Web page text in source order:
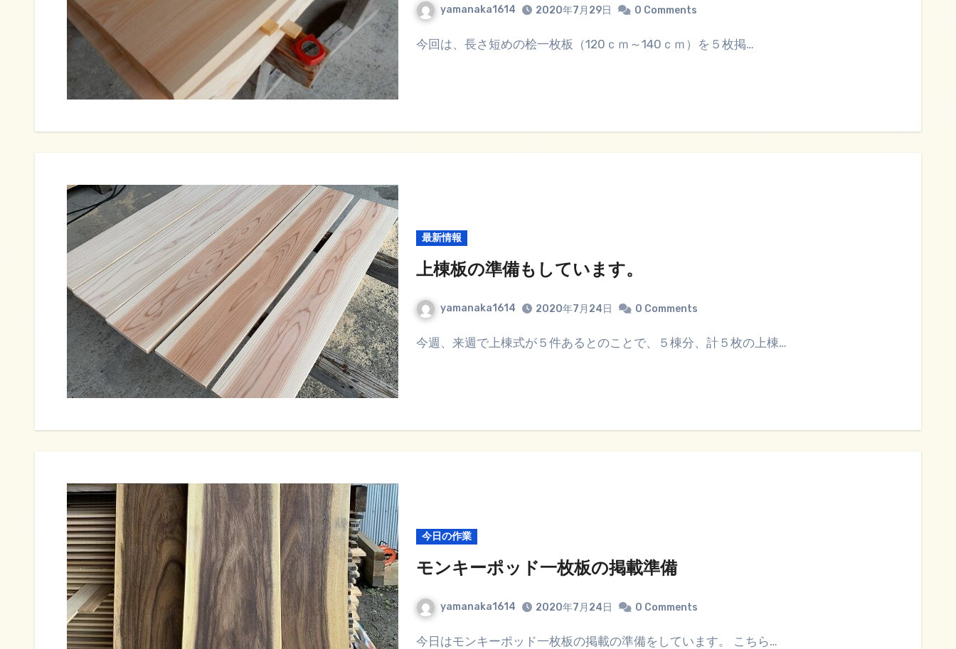
yamanaka1614 2020年7月29日 0 Comments
今回は、長さ短めの桧一枚板（120ｃｍ～140ｃｍ）を５枚掲…
最新情報
上棟板の準備もしています。
yamanaka1614 2020年7月24日 0 Comments
今週、来週で上棟式が５件あるとのことで、５棟分、計５枚の上棟…
今日の作業
モンキーポッド一枚板の掲載準備
yamanaka1614 2020年7月24日 0 Comments
今日はモンキーポッド一枚板の掲載の準備をしています。 こちら…